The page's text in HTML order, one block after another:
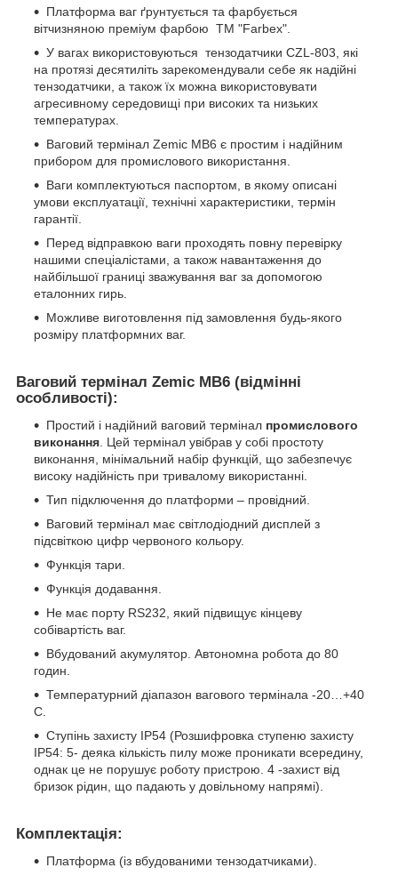
Платформа ваг ґрунтується та фарбується
вітчизняною преміум фарбою ТМ "Farbex".
У вагах використовуються тензодатчики CZL-803, які
на протязі десятиліть зарекомендували себе як надійні
тензодатчики, а також їх можна використовувати
агресивному середовищі при високих та низьких
температурах.
Ваговий термінал Zemic MB6 є простим і надійним
прибором для промислового використання.
Ваги комплектуються паспортом, в якому описані
умови експлуатації, технічні характеристики, термін
гарантії.
Перед відправкою ваги проходять повну перевірку
нашими спеціалістами, а також навантаження до
найбільшої границі зважування ваг за допомогою
еталонних гирь.
Можливе виготовлення під замовлення будь-якого
розміру платформних ваг.
Ваговий термінал Zemic MB6 (відмінні
особливості):
Простий і надійний ваговий термінал промислового
виконання . Цей термінал увібрав у собі простоту
виконання, мінімальний набір функцій, що забезпечує
високу надійність при тривалому використанні.
Тип підключення до платформи – провідний.
Ваговий термінал має світлодіодний дисплей з
підсвіткою цифр червоного кольору.
Функція тари.
Функція додавання.
Не має порту RS232, який підвищує кінцеву
собівартість ваг.
Вбудований акумулятор. Автономна робота до 80
годин.
Температурний діапазон вагового термінала -20…+40
С.
Ступінь захисту IP54 (Розшифровка ступеню захисту
IP54: 5- деяка кількість пилу може проникати всередину,
однак це не порушує роботу пристрою. 4 -захист від
бризок рідин, що падають у довільному напрямі).
Комплектація:
Платформа (із вбудованими тензодатчиками).